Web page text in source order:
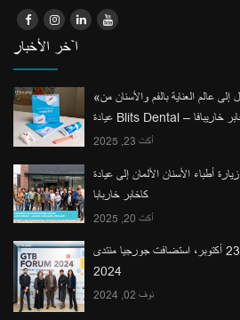
آخر الأخبار
«ابتسامتي السعيدة» – دليل للأطفال إلى عالم العناية بالفم والأسنان من
أكت 23, 2025
زيارة أطباء الأسنان الألمان إلى عيادة Blits Dental – عيادة الدكتور
كاخابر خاربابا
أكت 20, 2025
في الفترة من 22 إلى 23 أكتوبر، استضافت جورجيا منتدى GTB
2024
نوف 02, 2024